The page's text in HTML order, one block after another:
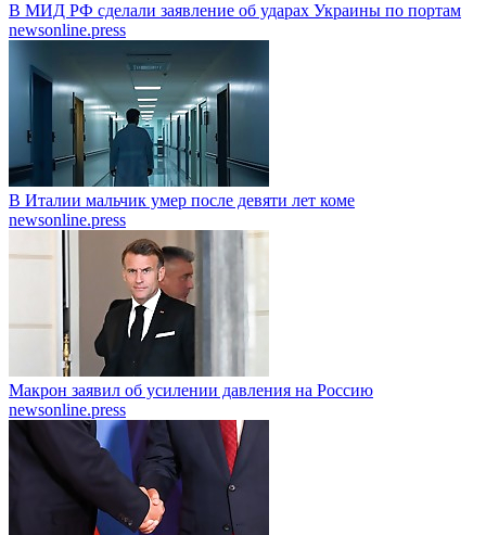
В МИД РФ сделали заявление об ударах Украины по портам
newsonline.press
В Италии мальчик умер после девяти лет коме
newsonline.press
Макрон заявил об усилении давления на Россию
newsonline.press